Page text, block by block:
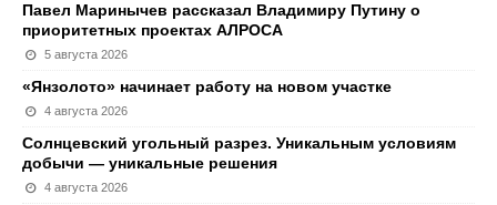
Павел Маринычев рассказал Владимиру Путину о
приоритетных проектах АЛРОСА
5 августа 2026
«Янзолото» начинает работу на новом участке
4 августа 2026
Солнцевский угольный разрез. Уникальным условиям
добычи — уникальные решения
4 августа 2026